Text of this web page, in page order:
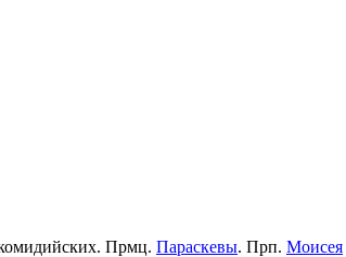
Прмц. Параскевы. Прп. Моисея